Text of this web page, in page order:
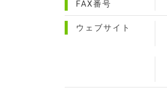
FAX番号
ウェブサイト